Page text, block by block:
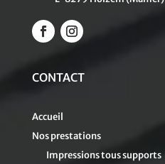
CONTACT
Accueil
Nos prestations
Impressions tous supports